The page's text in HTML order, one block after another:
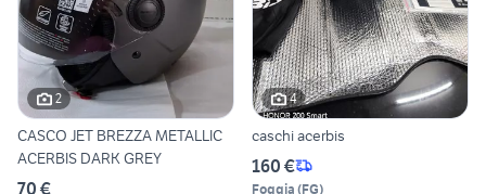
2
CASCO JET BREZZA METALLIC
ACERBIS DARK GREY
70 €
4
caschi acerbis
160 €
Foggia (FG)